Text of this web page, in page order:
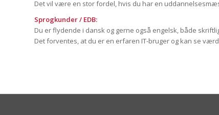
Det vil være en stor fordel, hvis du har en
Sprogkunder / EDB:
Du er flydende i dansk og gerne også engelsk, både
Det forventes, at du er en erfaren IT-bruger og kan se